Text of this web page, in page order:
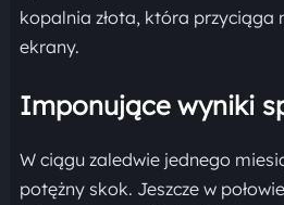
kopalnia złota, która przyciąga
ekrany.
Imponujące wyniki
W ciągu zaledwie jednego
potężny skok. Jeszcze w